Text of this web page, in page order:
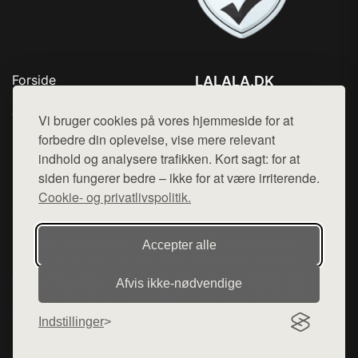
Vi bruger cookies på vores hjemmeside for at
forbedre din oplevelse, vise mere relevant
indhold og analysere trafikken. Kort sagt: for at
siden fungerer bedre – ikke for at være irriterende.
Cookie- og privatlivspolitik.
Accepter alle
Afvis ikke‑nødvendige
Indstillinger
Forside
Top Rabatter
Blog
Kontakt
LALALA.DK
Mail: hej@want.dk
Cookie- og privatlivspolitik
Denne side er en del af want.dk, der udgiver en række
hjemmesider med præsentation af forskellige produkter fra
diverse webshops. Der sælges ikke varer fra denne side - vi
varerne på lager.